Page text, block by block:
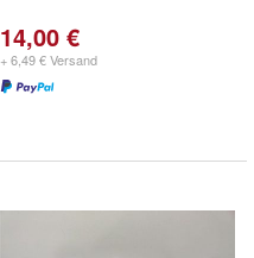
14,00 €
+ 6,49 € Versand